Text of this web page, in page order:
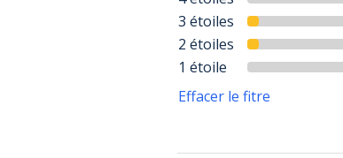
3 étoiles
2 étoiles
1 étoile
Effacer le fitre